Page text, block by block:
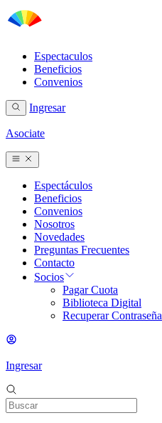
Espectaculos
Beneficios
Convenios
Ingresar
Asociate
Espectáculos
Beneficios
Convenios
Nosotros
Novedades
Preguntas Frecuentes
Contacto
Socios
Pagar Cuota
Biblioteca Digital
Recuperar Contraseña
Ingresar